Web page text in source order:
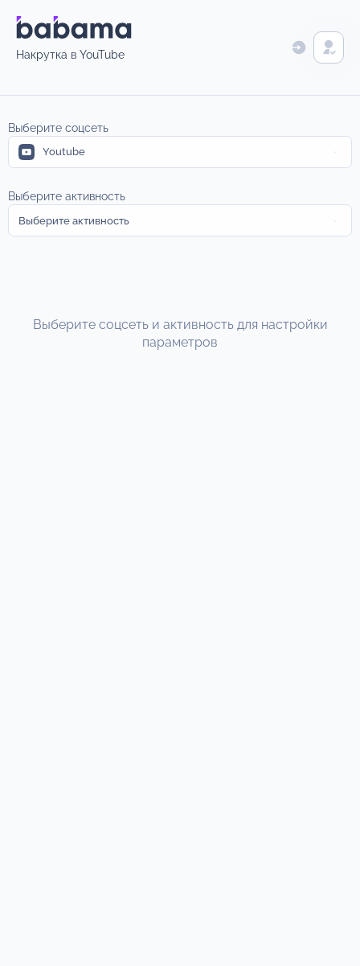
Накрутка в YouTube
Выберите соцсеть
Youtube
Выберите активность
Выберите активность
Выберите соцсеть и активность для настройки
параметров